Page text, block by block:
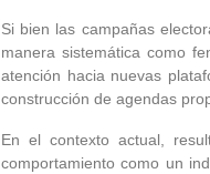
Si bien las campañas
manera sistemática como
atención hacia nuevas
construcción de agendas
En el contexto actual,
comportamiento como un